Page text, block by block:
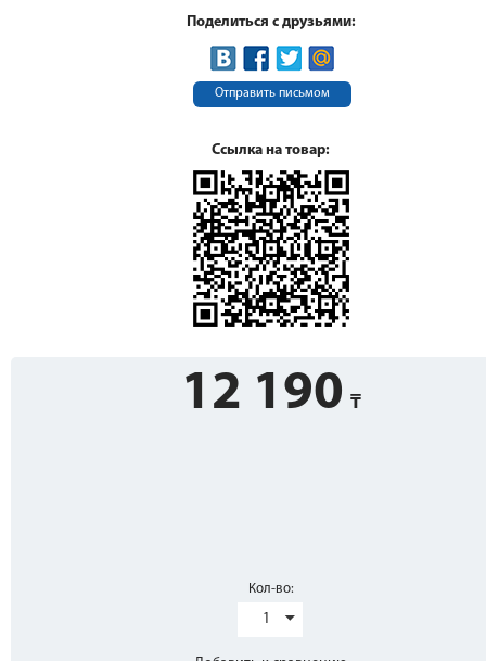
Поделиться с друзьями:
Отправить письмом
Ссылка на товар:
12 190
Кол-во:
1